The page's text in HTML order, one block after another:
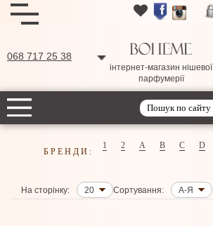
068 717 25 38
інтернет-магазин нішевої
парфумерії
БРЕНДИ:
1 2 A B C D
На сторінку: 20 Сортування: А-Я